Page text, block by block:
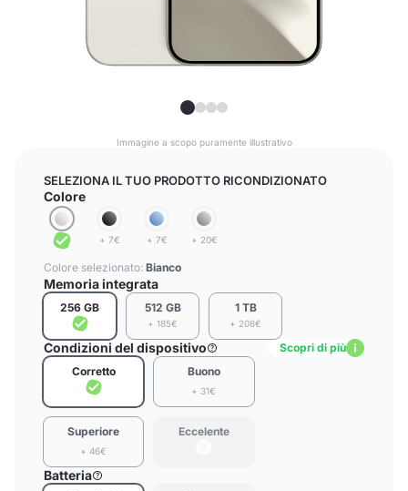
Immagine a scopo puramente illustrativo
SELEZIONA IL TUO PRODOTTO RICONDIZIONATO
Colore
+ 7€ + 7€ + 20€
Colore selezionato: Bianco
Memoria integrata
256 GB 512 GB
+ 185€
1 TB
+ 208€
Condizioni del dispositivo
Scopri di più
Corretto
Buono
+ 31€
Superiore
+ 46€
Eccelente
Batteria